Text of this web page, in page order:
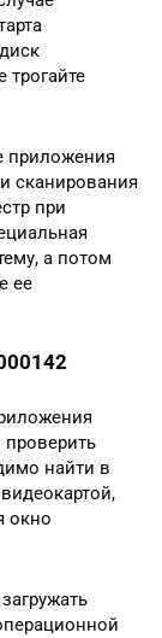
трогайте
приложения
сканирования
при
а потом
ее
проверить
найти в
окно